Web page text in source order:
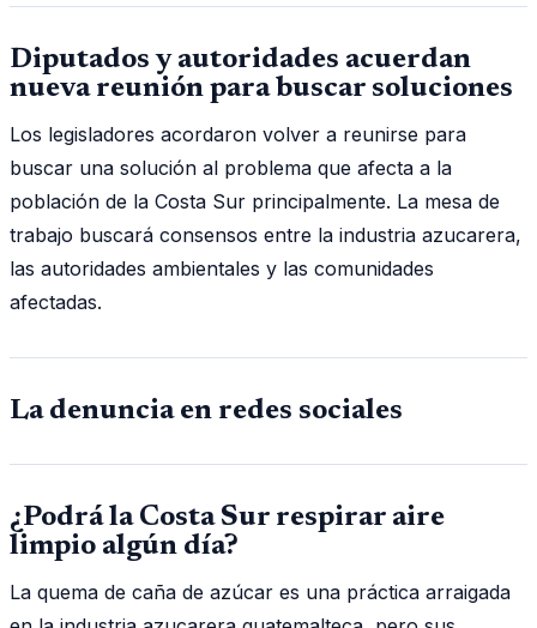
Diputados y autoridades acuerdan
nueva reunión para buscar soluciones
Los legisladores acordaron volver a reunirse para
buscar una solución al problema que afecta a la
población de la Costa Sur principalmente. La mesa de
trabajo buscará consensos entre la industria azucarera,
las autoridades ambientales y las comunidades
afectadas.
La denuncia en redes sociales
¿Podrá la Costa Sur respirar aire
limpio algún día?
La quema de caña de azúcar es una práctica arraigada